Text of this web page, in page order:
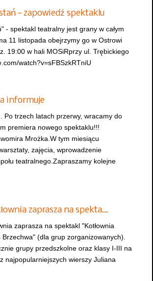
- zapowiedź spektaklu
- spektakl teatralny jest grany w całym
11 listopada obejrzymy go w Ostrowi
19:00 w hali MOSiRprzy ul. Trębickiego
watch?v=sFBSzkRTniU
informuje
Po trzech latach przerwy, wracamy do
premiera nowego spektaklu!!!
Mrożka.W tym miesiącu
zajęcia, wprowadzenie
teatralnego.Zapraszamy kolejne
zaprasza na spekta…
zaprasza na spektakl "Kotłownia
Brzechwa" (dla grup zorganizowanych).
grupy przedszkolne oraz klasy I-III na
najpopularniejszych wierszy Juliana